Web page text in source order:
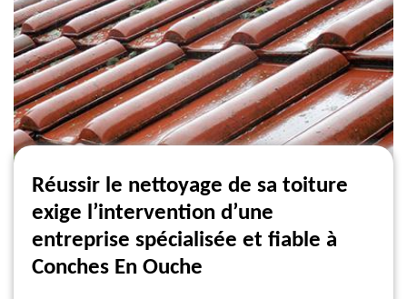
Réussir le nettoyage de sa toiture
exige l’intervention d’une
entreprise spécialisée et fiable à
Conches En Ouche